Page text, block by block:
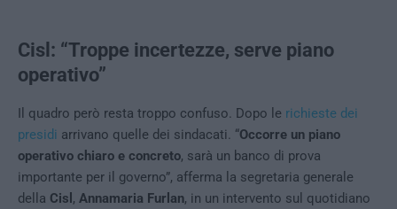
Cisl: “Troppe incertezze, serve piano
operativo”
Il quadro però resta troppo confuso. Dopo le richieste dei
presidi arrivano quelle dei sindacati. “Occorre un piano
operativo chiaro e concreto, sarà un banco di prova
importante per il governo”, afferma la segretaria generale
della Cisl , Annamaria Furlan, in un intervento sul quotidiano